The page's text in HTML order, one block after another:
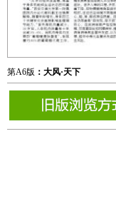
第A6版 ：大风·天下